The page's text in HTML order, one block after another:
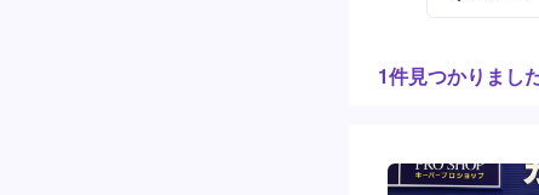
1件見つかりまし